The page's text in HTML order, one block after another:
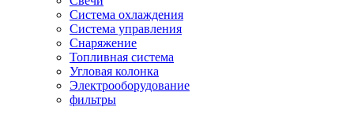
Система охлаждения
Система управления
Снаряжение
Топливная система
Угловая колонка
Электрооборудование
фильтры